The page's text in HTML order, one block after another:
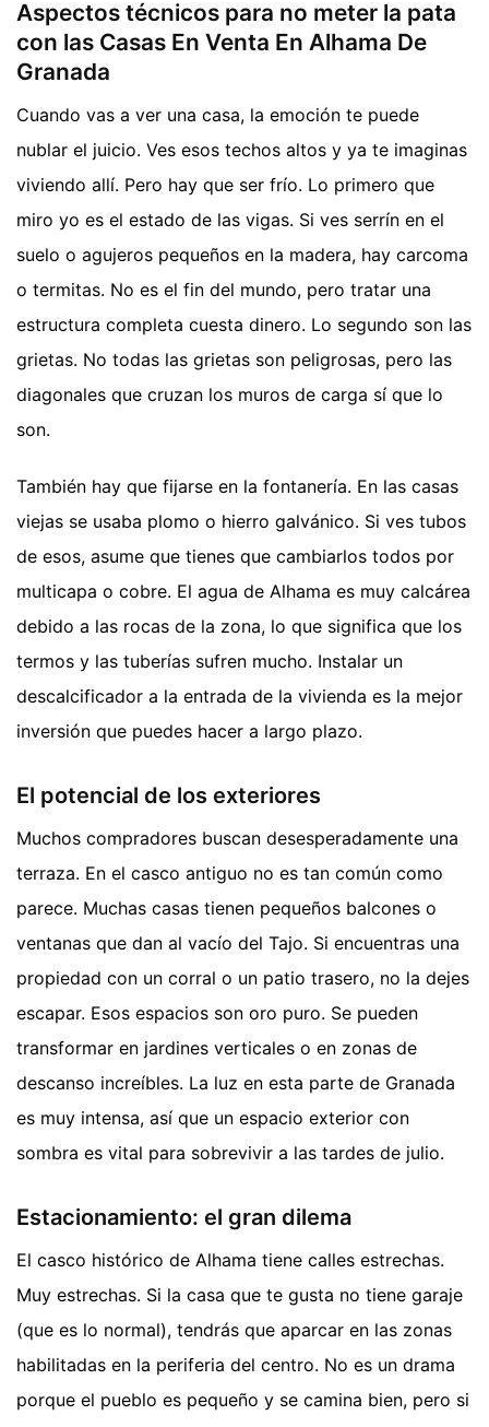
Aspectos técnicos para no meter la pata
con las Casas En Venta En Alhama De
Granada
Cuando vas a ver una casa, la emoción te puede
nublar el juicio. Ves esos techos altos y ya te imaginas
viviendo allí. Pero hay que ser frío. Lo primero que
miro yo es el estado de las vigas. Si ves serrín en el
suelo o agujeros pequeños en la madera, hay carcoma
o termitas. No es el fin del mundo, pero tratar una
estructura completa cuesta dinero. Lo segundo son las
grietas. No todas las grietas son peligrosas, pero las
diagonales que cruzan los muros de carga sí que lo
son.
También hay que fijarse en la fontanería. En las casas
viejas se usaba plomo o hierro galvánico. Si ves tubos
de esos, asume que tienes que cambiarlos todos por
multicapa o cobre. El agua de Alhama es muy calcárea
debido a las rocas de la zona, lo que significa que los
termos y las tuberías sufren mucho. Instalar un
descalcificador a la entrada de la vivienda es la mejor
inversión que puedes hacer a largo plazo.
El potencial de los exteriores
Muchos compradores buscan desesperadamente una
terraza. En el casco antiguo no es tan común como
parece. Muchas casas tienen pequeños balcones o
ventanas que dan al vacío del Tajo. Si encuentras una
propiedad con un corral o un patio trasero, no la dejes
escapar. Esos espacios son oro puro. Se pueden
transformar en jardines verticales o en zonas de
descanso increíbles. La luz en esta parte de Granada
es muy intensa, así que un espacio exterior con
sombra es vital para sobrevivir a las tardes de julio.
Estacionamiento: el gran dilema
El casco histórico de Alhama tiene calles estrechas.
Muy estrechas. Si la casa que te gusta no tiene garaje
(que es lo normal), tendrás que aparcar en las zonas
habilitadas en la periferia del centro. No es un drama
porque el pueblo es pequeño y se camina bien, pero si